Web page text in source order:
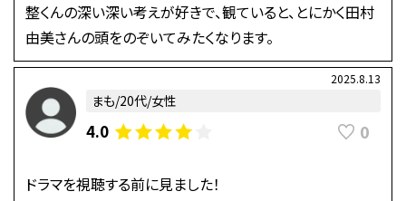
整くんの深い深い考えが好きで、観ていると、とにかく田村
由美さんの頭をのぞいてみたくなります。
2025.8.13
まも/20代/女性
4.0 0
ドラマを視聴する前に見ました！